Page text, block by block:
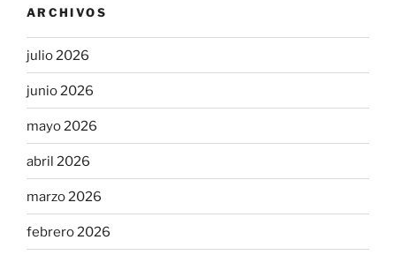
ARCHIVOS
julio 2026
junio 2026
mayo 2026
abril 2026
marzo 2026
febrero 2026